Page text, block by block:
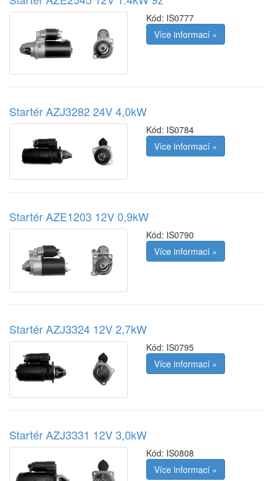
Kód: IS0777
Více informací »
Startér AZJ3282 24V 4,0kW
Kód: IS0784
Více informací »
Startér AZE1203 12V 0,9kW
Kód: IS0790
Více informací »
Startér AZJ3324 12V 2,7kW
Kód: IS0795
Více informací »
Startér AZJ3331 12V 3,0kW
Kód: IS0808
Více informací »